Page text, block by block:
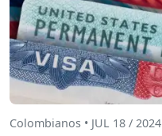
Colombianos • JUL 18 / 2024